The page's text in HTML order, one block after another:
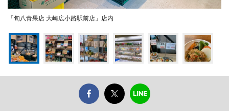
「旬八青果店 大崎広小路駅前店」店内